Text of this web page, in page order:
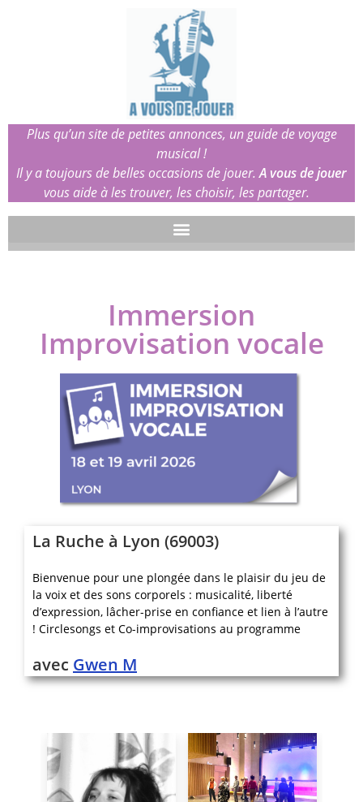
Plus qu’un site de petites annonces, un guide de voyage
musical !
Il y a toujours de belles occasions de jouer.A vous de jouer
vous aide à les trouver, les choisir, les partager.
Immersion
Improvisation vocale
La Ruche à Lyon (69003)
Bienvenue pour une plongée dans le plaisir du jeu de
la voix et des sons corporels : musicalité, liberté
d’expression, lâcher-prise en confiance et lien à l’autre
! Circlesongs et Co-improvisations au programme
avec Gwen M